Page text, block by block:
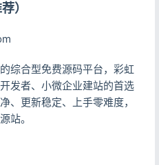
）
综合型免费源码平台，彩虹
发者、小微企业建站的首选
、更新稳定、上手零难度，
站。